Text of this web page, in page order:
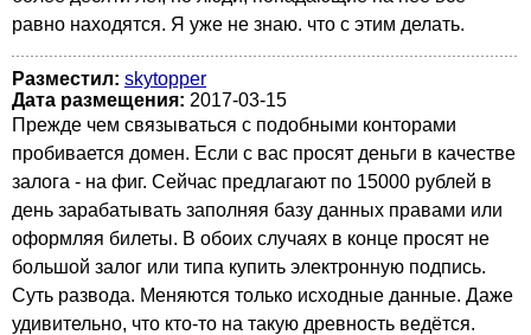
равно находятся. Я уже не знаю. что с этим делать.
Разместил: skytopper
Дата размещения: 2017-03-15
Прежде чем связываться с подобными конторами
пробивается домен. Если с вас просят деньги в качестве
залога - на фиг. Сейчас предлагают по 15000 рублей в
день зарабатывать заполняя базу данных правами или
оформляя билеты. В обоих случаях в конце просят не
большой залог или типа купить электронную подпись.
Суть развода. Меняются только исходные данные. Даже
удивительно, что кто-то на такую древность ведётся.